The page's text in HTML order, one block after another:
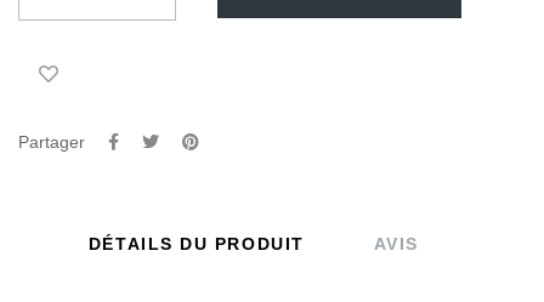
Partager
DÉTAILS DU PRODUIT AVIS